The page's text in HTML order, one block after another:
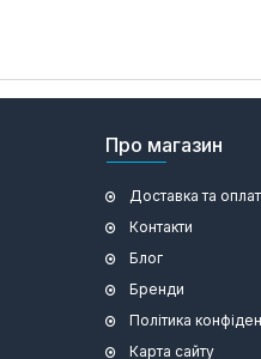
Про магазин
Доставка та
Контакти
Блог
Бренди
Політика
Карта сайту